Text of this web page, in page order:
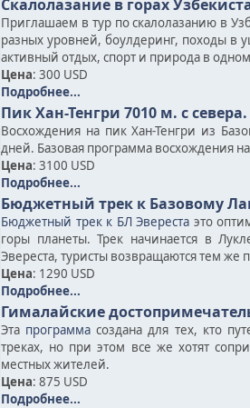
Скалолазание в горах
Приглашаем в тур по скалолазанию в
разных уровней, боулдеринг, походы в
активный отдых, спорт и природа в
Цена: 300 USD
Подробнее...
Пик Хан-Тенгри 7010 м. с
Восхождения на пик Хан-Тенгри из
дней. Базовая программа восхождения
Цена: 3100 USD
Подробнее...
Бюджетный трек к Базовому
Бюджетный трек к БЛ Эвереста это
горы планеты. Трек начинается в
Эвереста, туристы возвращаются тем же
Цена: 1290 USD
Подробнее...
Гималайские
Эта программа создана для тех, кто
треках, но при этом все же хотят
местных жителей.
Цена: 875 USD
Подробнее...